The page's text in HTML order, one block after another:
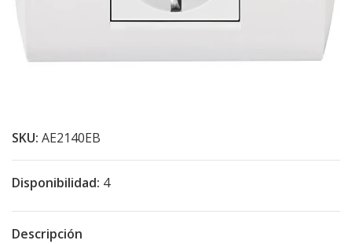
SKU: AE2140EB
Disponibilidad: 4
Descripción